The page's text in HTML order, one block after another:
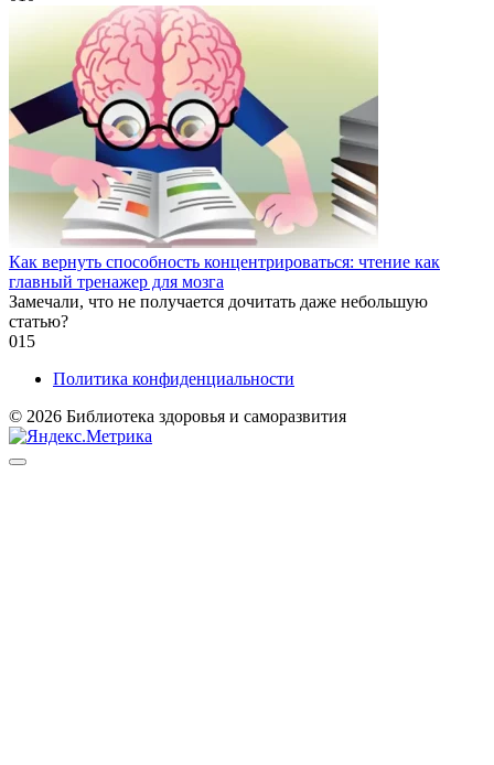
Как вернуть способность концентрироваться: чтение как
главный тренажер для мозга
Замечали, что не получается дочитать даже небольшую
статью?
015
Политика конфиденциальности
© 2026 Библиотека здоровья и саморазвития